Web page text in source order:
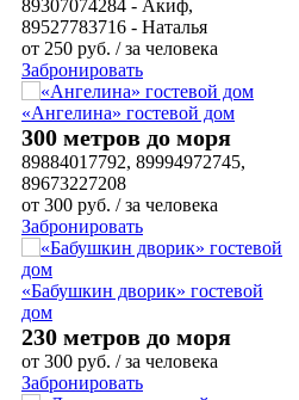
89307074284 - Акиф,
89527783716 - Наталья
от 250 руб. / за человека
Забронировать
«Ангелина» гостевой дом
300 метров до моря
89884017792, 89994972745,
89673227208
от 300 руб. / за человека
Забронировать
«Бабушкин дворик» гостевой
дом
230 метров до моря
от 300 руб. / за человека
Забронировать